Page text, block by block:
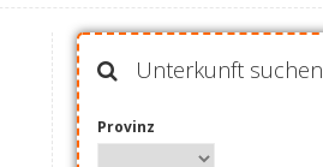
Unterkunft suchen
Provinz